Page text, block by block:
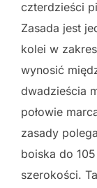
czterdzieści
Zasada jest
kolei w
wynosić
dwadzieścia
połowie
zasady
boiska do
szerokości.